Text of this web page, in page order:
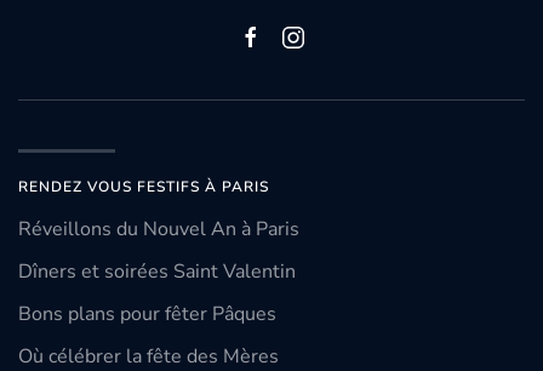
RENDEZ VOUS FESTIFS À PARIS
Réveillons du Nouvel An à Paris
Dîners et soirées Saint Valentin
Bons plans pour fêter Pâques
Où célébrer la fête des Mères